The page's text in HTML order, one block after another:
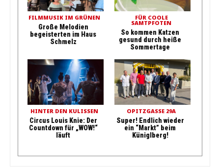
FILMMUSIK IM GRÜNEN
Große Melodien
begeisterten im Haus
Schmelz
FÜR COOLE
SAMTPFOTEN
So kommen Katzen
gesund durch heiße
Sommertage
HINTER DEN KULISSEN
Circus Louis Knie: Der
Countdown für „WOW!“
läuft
OPITZGASSE 29A
Super! Endlich wieder
ein “Markt” beim
Küniglberg!